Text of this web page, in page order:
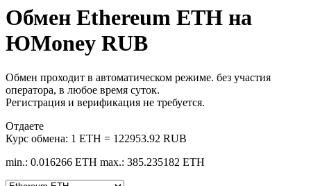
Обмен Ethereum ETH на
ЮMoney RUB
Обмен проходит в автоматическом режиме. без участия
оператора, в любое время суток.
Регистрация и верификация не требуется.
Отдаете
Курс обмена: 1 ETH = 122953.92 RUB
min.: 0.016266 ETH max.: 385.235182 ETH